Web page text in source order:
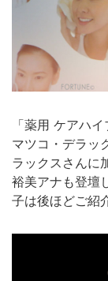
「薬用 ケアハ
マツコ・デラッ
ラックスさんに
裕美アナも登壇
子は後ほどご紹